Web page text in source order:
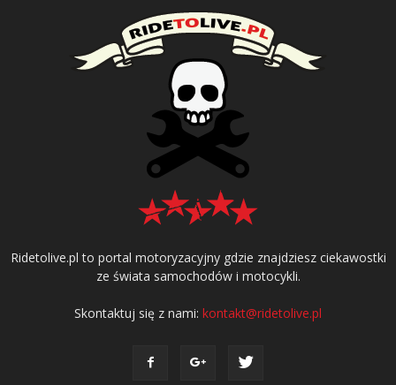
Ridetolive.pl to portal motoryzacyjny gdzie znajdziesz ciekawostki
ze świata samochodów i motocykli.
Skontaktuj się z nami: kontakt@ridetolive.pl